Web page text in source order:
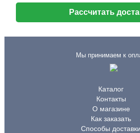
Рассчитать
Мы принимаем к
Каталог
Контакты
О магазине
Как заказать
Способы доставки